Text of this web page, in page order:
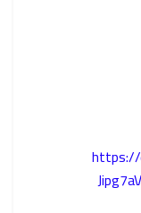
https://